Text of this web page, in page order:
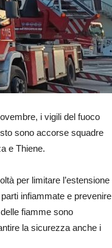
i vigili del fuoco
sono accorse squadre
e Thiene.
per limitare l’estensione
infiammate e prevenire
fiamme sono
la sicurezza anche i